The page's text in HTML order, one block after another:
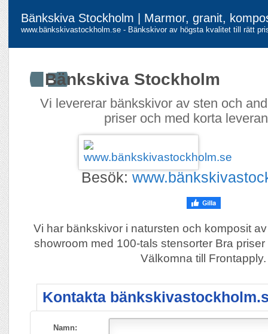
Bänkskiva Stockholm | Marmor, granit,
www.bänkskivastockholm.se - Bänkskivor av högsta kvalitet till rätt
Bänkskiva Stockholm
Vi levererar bänkskivor av sten och
priser och med korta
Besök:
Vi har bänkskivor i natursten och komposit
showroom med 100-tals stensorter Bra
Välkomna till Frontapply.
Kontakta
Namn: